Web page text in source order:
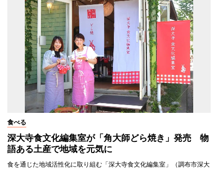
食べる
深大寺食文化編集室が「角大師どら焼き」発売 物
語ある土産で地域を元気に
食を通じた地域活性化に取り組む「深大寺食文化編集室」（調布市深大